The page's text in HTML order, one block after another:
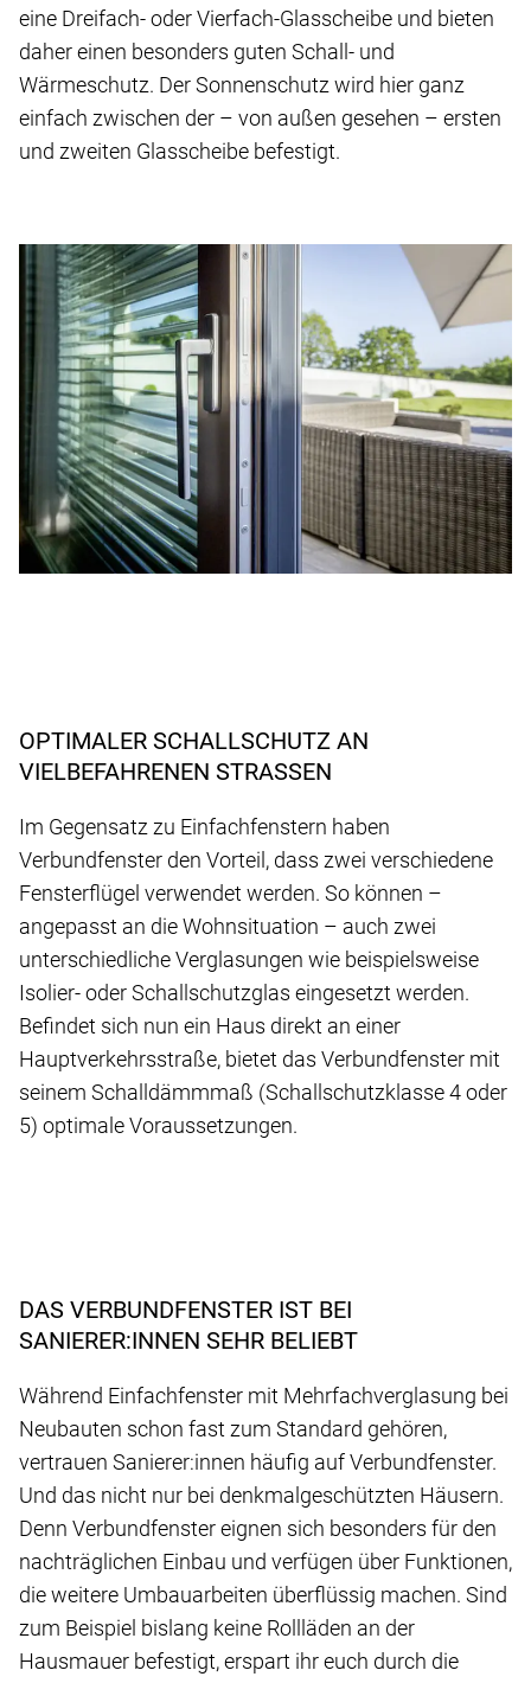
eine Dreifach- oder Vierfach-Glasscheibe und bieten
daher einen besonders guten Schall- und
Wärmeschutz. Der Sonnenschutz wird hier ganz
einfach zwischen der – von außen gesehen – ersten
und zweiten Glasscheibe befestigt.
OPTIMALER SCHALLSCHUTZ AN
VIELBEFAHRENEN STRASSEN
Im Gegensatz zu Einfachfenstern haben
Verbundfenster den Vorteil, dass zwei verschiedene
Fensterflügel verwendet werden. So können –
angepasst an die Wohnsituation – auch zwei
unterschiedliche Verglasungen wie beispielsweise
Isolier- oder Schallschutzglas eingesetzt werden.
Befindet sich nun ein Haus direkt an einer
Hauptverkehrsstraße, bietet das Verbundfenster mit
seinem Schalldämmmaß (Schallschutzklasse 4 oder
5) optimale Voraussetzungen.
DAS VERBUNDFENSTER IST BEI
SANIERER:INNEN SEHR BELIEBT
Während Einfachfenster mit Mehrfachverglasung bei
Neubauten schon fast zum Standard gehören,
vertrauen Sanierer:innen häufig auf Verbundfenster.
Und das nicht nur bei denkmalgeschützten Häusern.
Denn Verbundfenster eignen sich besonders für den
nachträglichen Einbau und verfügen über Funktionen,
die weitere Umbauarbeiten überflüssig machen. Sind
zum Beispiel bislang keine Rollläden an der
Hausmauer befestigt, erspart ihr euch durch die